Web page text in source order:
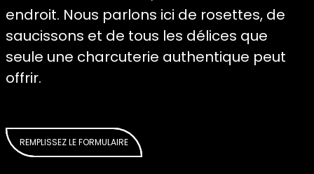
endroit. Nous parlons ici de rosettes, de
saucissons et de tous les délices que
seule une charcuterie authentique peut
offrir.
REMPLISSEZ LE FORMULAIRE